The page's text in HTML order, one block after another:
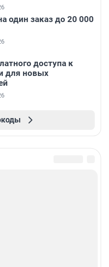
один заказ до 20 000
доступа к
для новых